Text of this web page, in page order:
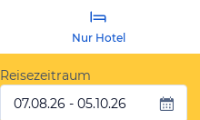
Nur Hotel
Reisezeitraum
07.08.26 - 05.10.26